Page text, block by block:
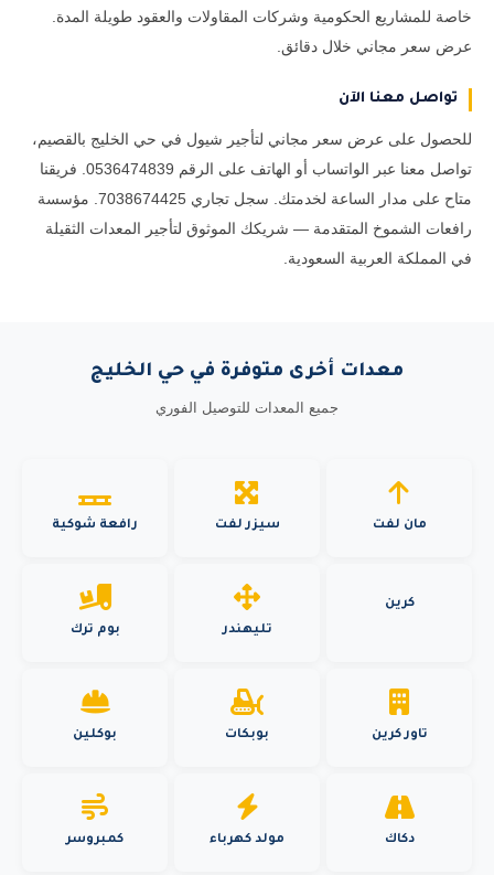
خاصة للمشاريع الحكومية وشركات المقاولات والعقود طويلة المدة.
عرض سعر مجاني خلال دقائق.
تواصل معنا الآن
للحصول على عرض سعر مجاني لتأجير شيول في حي الخليج بالقصيم،
تواصل معنا عبر الواتساب أو الهاتف على الرقم 0536474839. فريقنا
متاح على مدار الساعة لخدمتك. سجل تجاري 7038674425. مؤسسة
رافعات الشموخ المتقدمة — شريكك الموثوق لتأجير المعدات الثقيلة
في المملكة العربية السعودية.
معدات أخرى متوفرة في حي الخليج
جميع المعدات للتوصيل الفوري
مان لفت سيزر لفت رافعة شوكية
كرين
تليهندر
بوم ترك
تاور كرين بوبكات بوكلين
دكاك مولد كهرباء كمبروسر